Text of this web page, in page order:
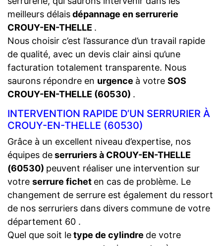
meilleurs délaisdépannage en serrurerie
CROUY-EN-THELLE .
Nous choisir c’est l’assurance d’un travail rapide
de qualité, avec un devis clair ainsi qu’une
facturation totalement transparente. Nous
saurons répondre en urgence à votre SOS
CROUY-EN-THELLE (60530) .
INTERVENTION RAPIDE D’UN SERRURIER À
CROUY-EN-THELLE (60530)
Grâce à un excellent niveau d’expertise, nos
équipes deserruriers à CROUY-EN-THELLE
(60530) peuvent réaliser une intervention sur
votre serrure fichet en cas de problème. Le
changement de serrure est également du ressort
de nos serruriers dans divers commune de votre
département 60 .
Quel que soit letype de cylindre de votre